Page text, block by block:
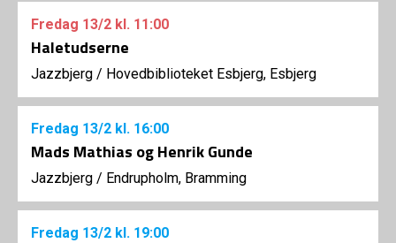
Fredag 13/2 kl. 11:00
Haletudserne
Jazzbjerg / Hovedbiblioteket Esbjerg, Esbjerg
Fredag 13/2 kl. 16:00
Mads Mathias og Henrik Gunde
Jazzbjerg / Endrupholm, Bramming
Fredag 13/2 kl. 19:00